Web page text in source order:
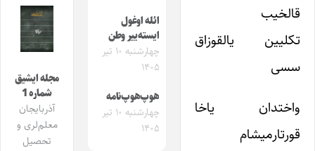
قالخیب
تکلیین یالقوزاق
سسی
واختدان یاخا
قورتارمیشام
ائله اوغول
ایسته‌ییر وطن
چهارشنبه ۱۰ تیر
۱۴۰۵
هوپ‌هوپ‌نامه
چهارشنبه ۱۰ تیر
۱۴۰۵
مجله ایشیق
شماره 1
آذربایجان
معلم‌لری و
تحصیل